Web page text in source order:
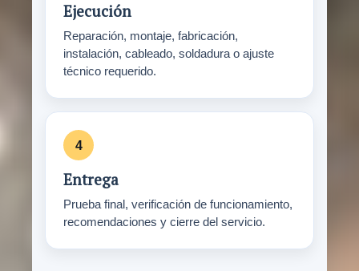
Ejecución
Reparación, montaje, fabricación,
instalación, cableado, soldadura o ajuste
técnico requerido.
Entrega
Prueba final, verificación de funcionamiento,
recomendaciones y cierre del servicio.